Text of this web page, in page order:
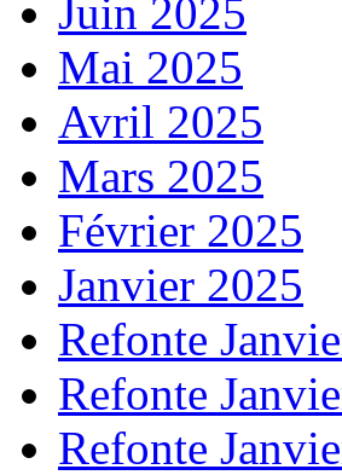
Juin 2025
Mai 2025
Avril 2025
Mars 2025
Février 2025
Janvier 2025
Refonte
Refonte
Refonte